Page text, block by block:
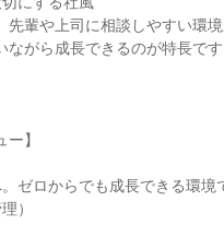
先輩や上司に相談しやすい環
がら成長できるのが特長です
】
ゼロからでも成長できる環境
）